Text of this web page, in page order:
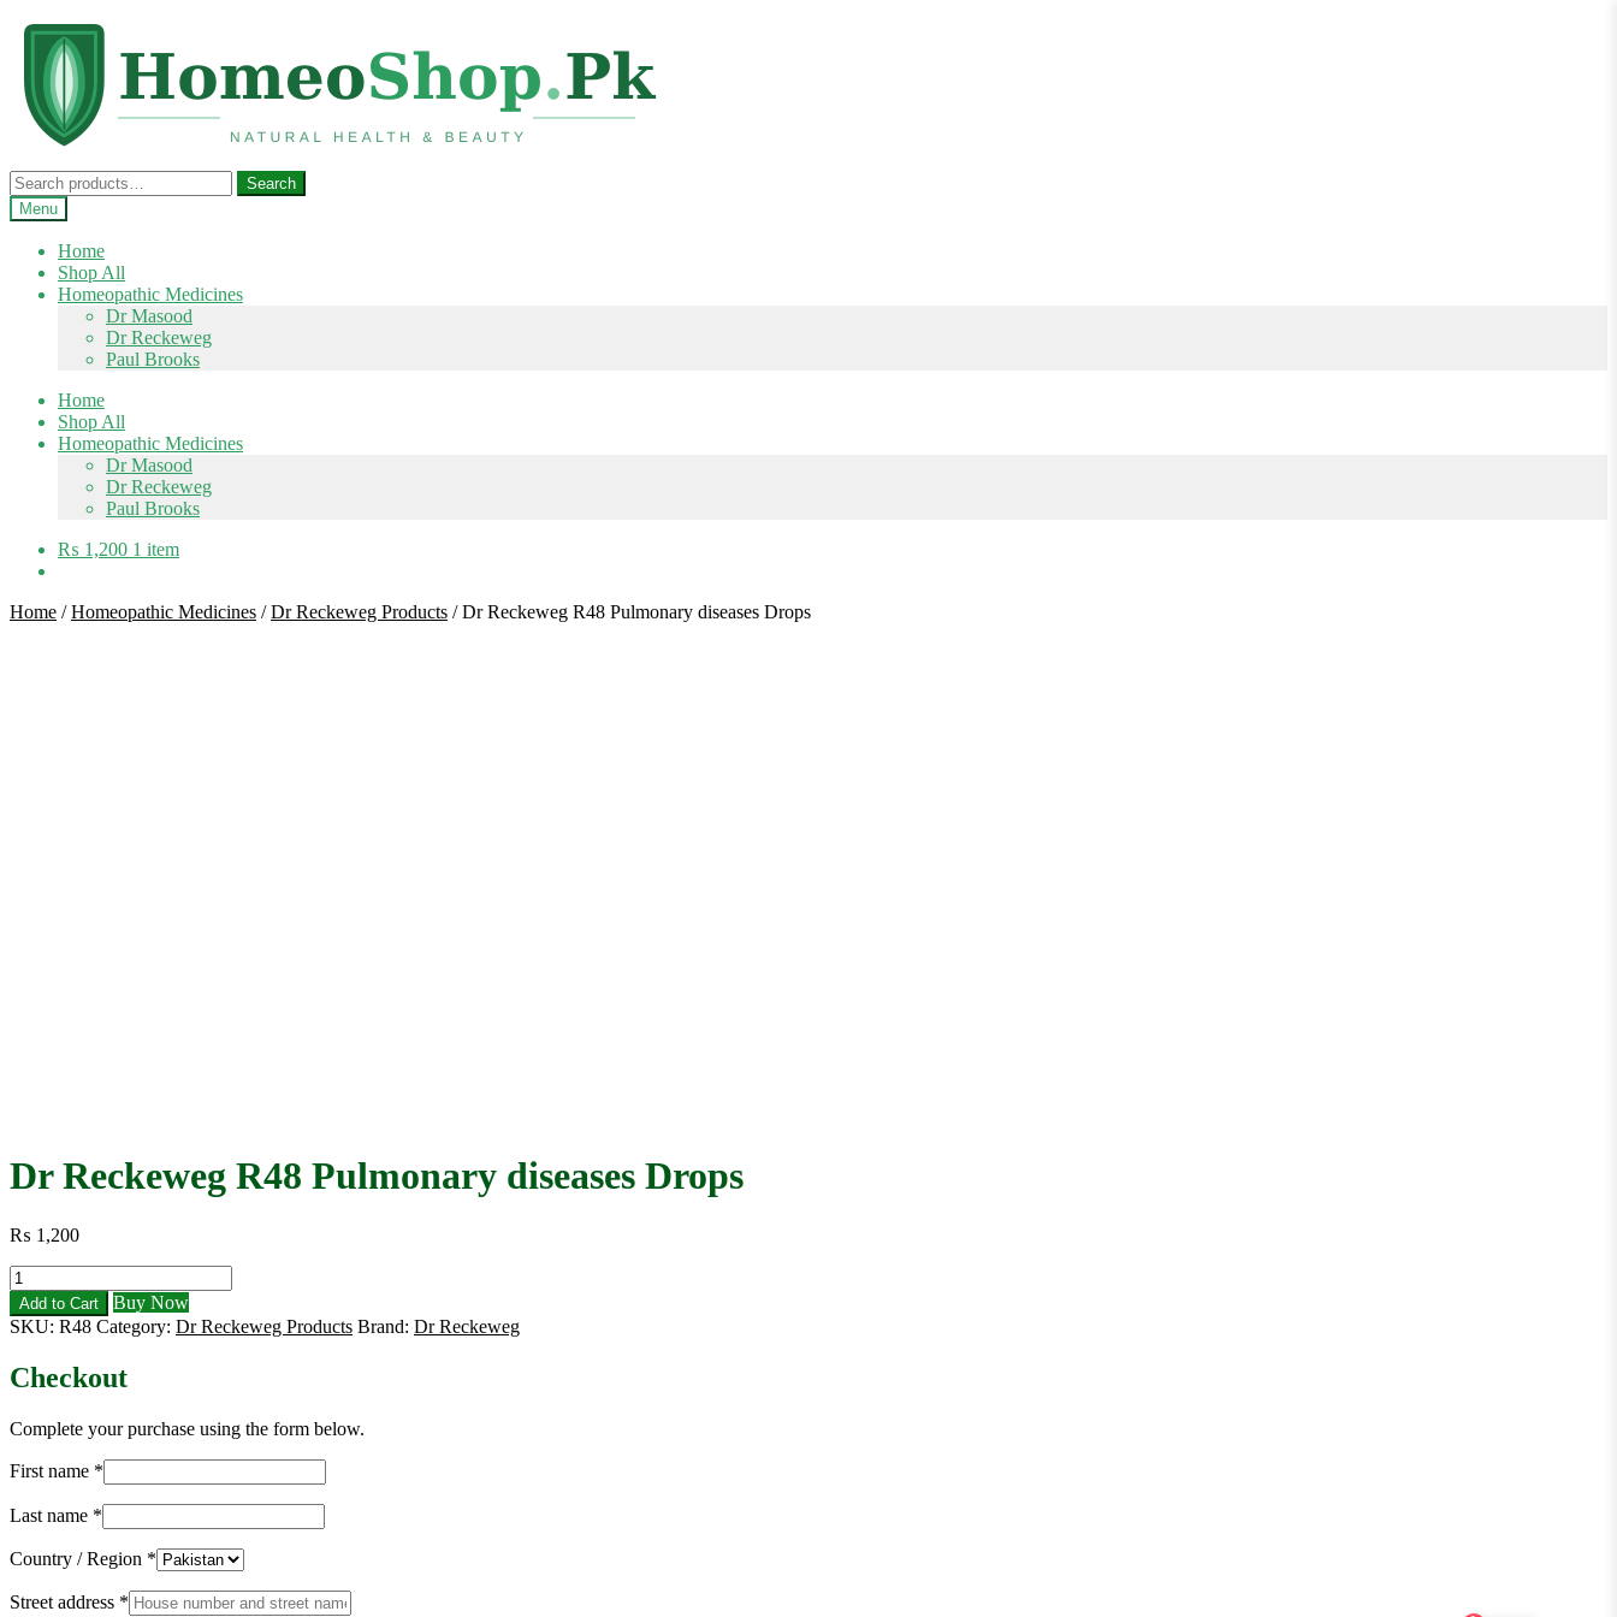
navigation
content
Search
for:
Search
Menu
Home
Shop All
Homeopathic Medicines
Dr Masood
Dr Reckeweg
Paul Brooks
Home
Shop All
Homeopathic Medicines
Dr Masood
Dr Reckeweg
Paul Brooks
₨ 1,200 1 item
Home /Homeopathic Medicines /Dr Reckeweg Products /Dr Reckeweg R48 Pulmonary diseases Drops
Dr Reckeweg R48 Pulmonary diseases Drops
₨ 1,200
Dr
Reckeweg
R48
Pulmonary
Drops
Add to Cart
Buy Now
SKU: R48 Category: Dr Reckeweg Products Brand: Dr Reckeweg
Checkout
Complete your purchase using the form below.
First name *
Last name *
Country / Region *
Street address *